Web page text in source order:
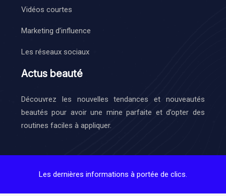
Vidéos courtes
Marketing d’influence
Les réseaux sociaux
Actus beauté
Découvrez les nouvelles tendances et nouveautés
beautés pour avoir une mine parfaite et d’opter des
routines faciles à appliquer.
Les dernières informations à portée de clics.